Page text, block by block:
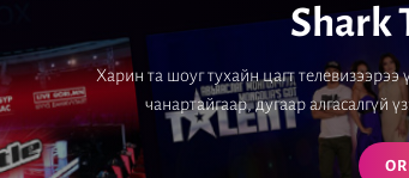
Shark
Харин та шоуг тухайн цагт
чанартайгаар, дугаар